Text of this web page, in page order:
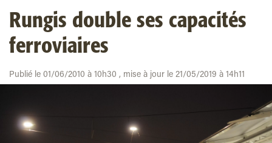
Rungis double ses capacités
ferroviaires
Publié le 01/06/2010 à 10h30 , mise à jour le 21/05/2019 à 14h11